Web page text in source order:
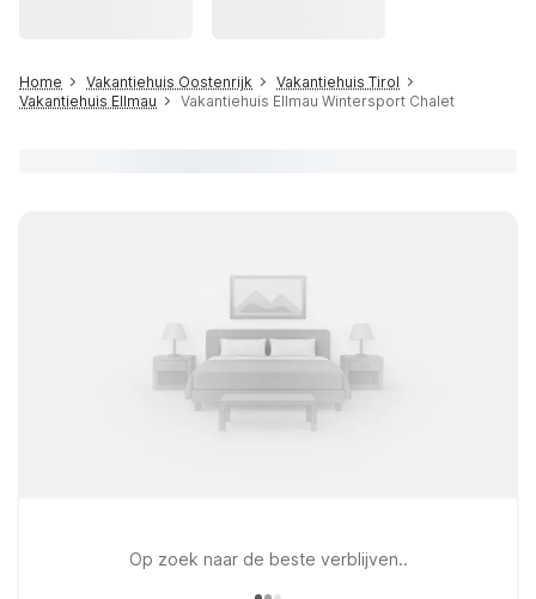
Home Vakantiehuis Oostenrijk
Vakantiehuis Tirol
Vakantiehuis Ellmau
Vakantiehuis Ellmau Wintersport Chalet
Op zoek naar de beste verblijven..